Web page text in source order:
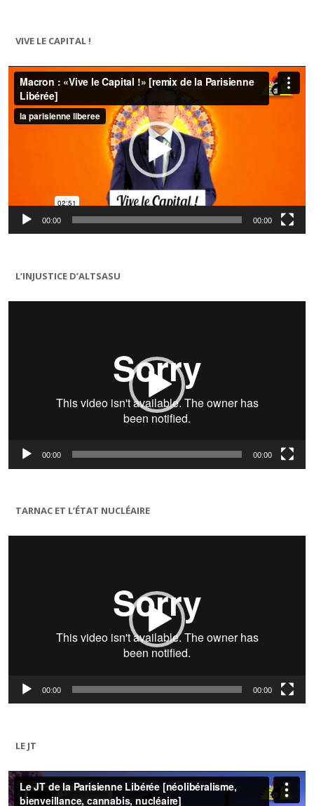
VIVE LE CAPITAL !
Lecteur
vidéo
00:00 00:00
L’INJUSTICE D’ALTSASU
Lecteur
00:00 00:00
TARNAC ET L’ÉTAT NUCLÉAIRE
Lecteur
00:00 00:00
LE JT
Lecteur
vidéo